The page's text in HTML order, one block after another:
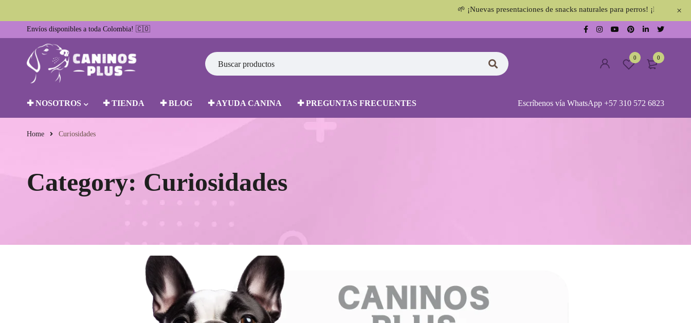
🌱 ¡Nuevas presentaciones de snacks naturales para perros! ¡No te lo pierdas! 🐶✨
Envíos disponibles a toda Colombia! 🇨🇴
0
0
✚ NOSOTROS ✚ TIENDA ✚ BLOG ✚ AYUDA CANINA ✚ PREGUNTAS FRECUENTES Escríbenos vía WhatsApp +57 310 572 6823
Home Curiosidades
Category: Curiosidades